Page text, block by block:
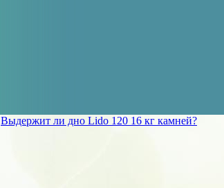
Выдержит ли дно Lido 120 16 кг камней?